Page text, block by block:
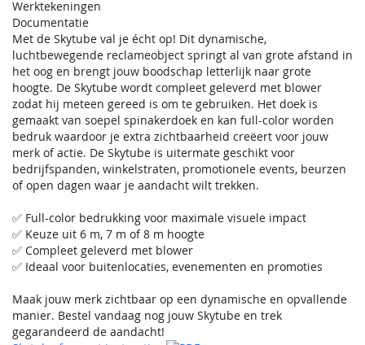
Werktekeningen
Documentatie
Met de Skytube val je écht op! Dit dynamische,
luchtbewegende reclameobject springt al van grote afstand in
het oog en brengt jouw boodschap letterlijk naar grote
hoogte. De Skytube wordt compleet geleverd met blower
zodat hij meteen gereed is om te gebruiken. Het doek is
gemaakt van soepel spinakerdoek en kan full-color worden
bedruk waardoor je extra zichtbaarheid creëert voor jouw
merk of actie. De Skytube is uitermate geschikt voor
bedrijfspanden, winkelstraten, promotionele events, beurzen
of open dagen waar je aandacht wilt trekken.
✅ Full-color bedrukking voor maximale visuele impact
✅ Keuze uit 6 m, 7 m of 8 m hoogte
✅ Compleet geleverd met blower
✅ Ideaal voor buitenlocaties, evenementen en promoties
Maak jouw merk zichtbaar op een dynamische en opvallende
manier. Bestel vandaag nog jouw Skytube en trek
gegarandeerd de aandacht!